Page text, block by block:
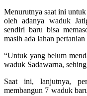
Menurutnya saat ini
oleh adanya waduk
sendiri baru bisa
masih ada lahan
“Untuk yang belum
waduk Sadawarna,
Saat ini, lanjutnya,
membangun 7 waduk